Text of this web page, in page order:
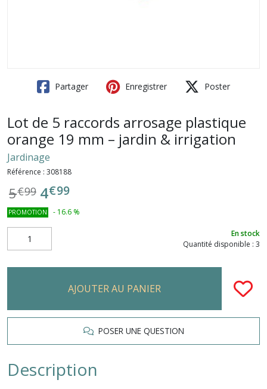
Partager Enregistrer Poster
Lot de 5 raccords arrosage plastique
orange 19 mm – jardin & irrigation
Jardinage
Référence : 308188
5€99 4€99
PROMOTION - 16.6 %
En stock
Quantité disponible : 3
AJOUTER AU PANIER
POSER UNE QUESTION
Description